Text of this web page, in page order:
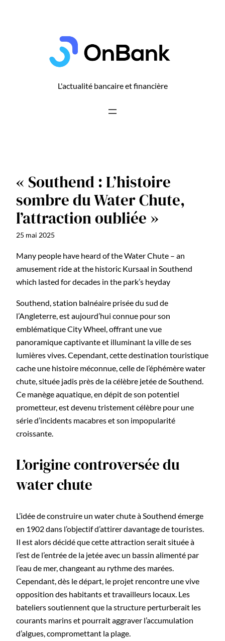
L'actualité bancaire et financière
« Southend : L’histoire
sombre du Water Chute,
l’attraction oubliée »
25 mai 2025
Many people have heard of the Water Chute – an
amusement ride at the historic Kursaal in Southend
which lasted for decades in the park’s heyday
Southend, station balnéaire prisée du sud de
l’Angleterre, est aujourd’hui connue pour son
emblématique City Wheel, offrant une vue
panoramique captivante et illuminant la ville de ses
lumières vives. Cependant, cette destination touristique
cache une histoire méconnue, celle de l’éphémère water
chute, située jadis près de la célèbre jetée de Southend.
Ce manège aquatique, en dépit de son potentiel
prometteur, est devenu tristement célèbre pour une
série d’incidents macabres et son impopularité
croissante.
L’origine controversée du
water chute
L’idée de construire un water chute à Southend émerge
en 1902 dans l’objectif d’attirer davantage de touristes.
Il est alors décidé que cette attraction serait située à
l’est de l’entrée de la jetée avec un bassin alimenté par
l’eau de mer, changeant au rythme des marées.
Cependant, dès le départ, le projet rencontre une vive
opposition des habitants et travailleurs locaux. Les
bateliers soutiennent que la structure perturberait les
courants marins et pourrait aggraver l’accumulation
d’algues, compromettant la plage.